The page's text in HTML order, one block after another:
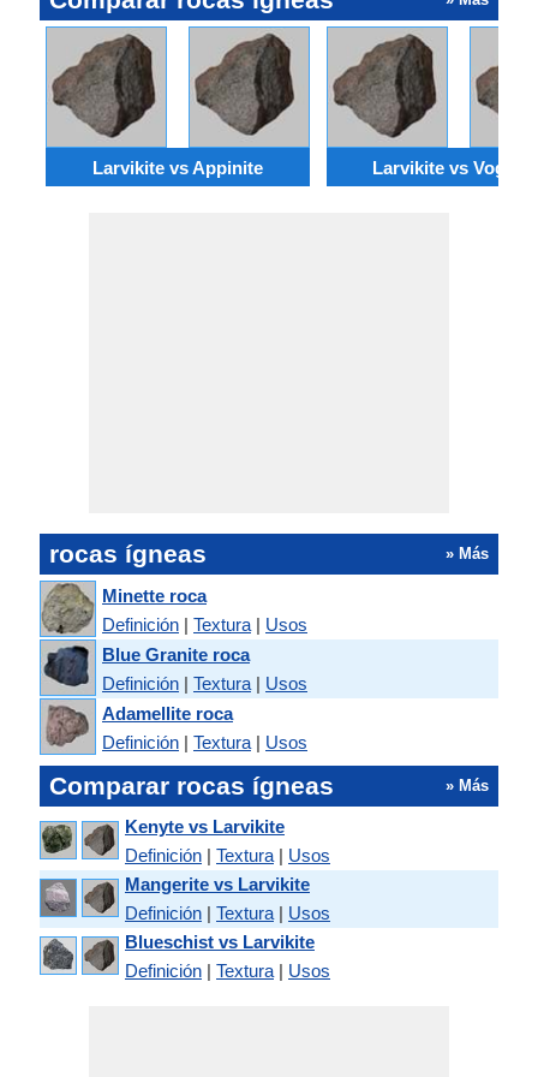
Larvikite vs Appinite Larvikite vs
rocas ígneas » Más
Minette roca
Definición | Textura | Usos
Blue Granite roca
Definición | Textura | Usos
Adamellite roca
Definición | Textura | Usos
Comparar rocas ígneas » Más
Kenyte vs Larvikite
Definición | Textura | Usos
Mangerite vs Larvikite
Definición | Textura | Usos
Blueschist vs Larvikite
Definición | Textura | Usos